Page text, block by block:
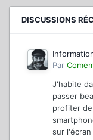
DISCUSSIONS
Par
J'habite
passer
profiter
sur